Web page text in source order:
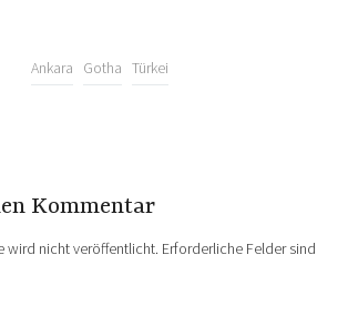
Ankara Gotha Türkei
Kommentar
wird nicht veröffentlicht. Erforderliche Felder sind